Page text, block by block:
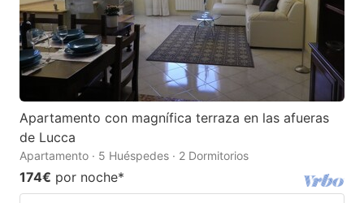
Apartamento con magnífica terraza en las afueras
de Lucca
Apartamento · 5 Huéspedes · 2 Dormitorios
174€ por noche*